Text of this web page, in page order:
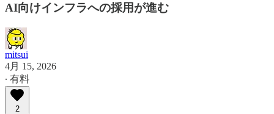
AI向けインフラへの採用が進む
mitsui
4月 15, 2026
∙ 有料
2